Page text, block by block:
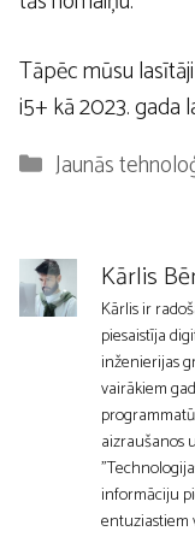
Tāpēc mūsu
i5+ kā 2023. gada
Kategorijas
Jaunās
Kārlis
Kārlis ir
piesaistīja
inženierijas
vairākiem
aizraušanos
informāciju
entuziastiem